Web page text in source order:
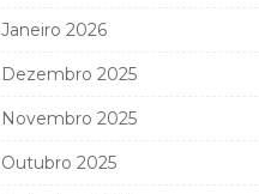
Janeiro 2026
Dezembro 2025
Novembro 2025
Outubro 2025